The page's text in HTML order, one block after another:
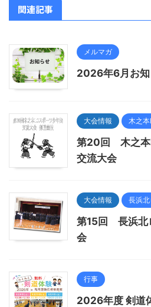
関連記事
メルマガ
2026年6月お
大会情報 木之
第20回 木之本
交流大会
大会情報 長浜
第15回 長浜北
会
行事
2026年度 剣道